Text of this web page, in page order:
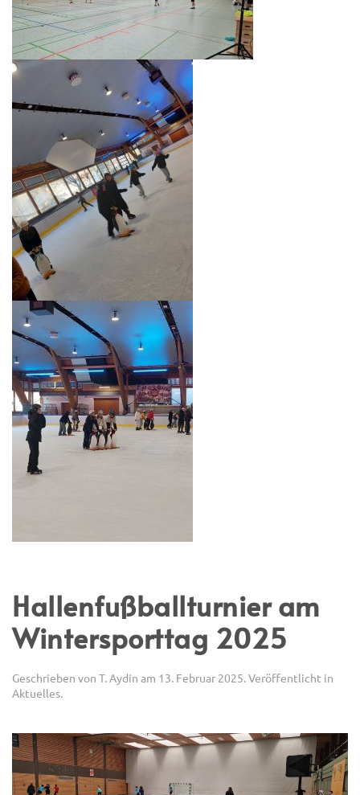
Hallenfußballturnier am
Wintersporttag 2025
Geschrieben von T. Aydin am 13. Februar 2025. Veröffentlicht in
Aktuelles.